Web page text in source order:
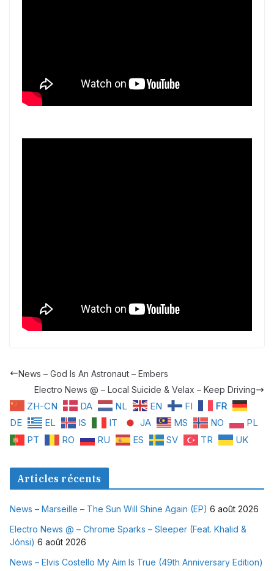
News – God Is An Astronaut – Embers
Electro News @ – Local Suicide & Velax – Keep Driving
ZH-CN DA NL EN FI
FR
DE
EL IS IT JA MS NO
PL
PT
RO RU ES SV TR UK
Articles récents
News – Marseille – The Sun Will Shine Again (EP) 6 août 2026
Electro News @ – Chrome Sparks – Sleeper (Feat. Khalid &
Jónsi) 6 août 2026
News – Elvis Costello My Aim Is True (49th Anniversary Edition)